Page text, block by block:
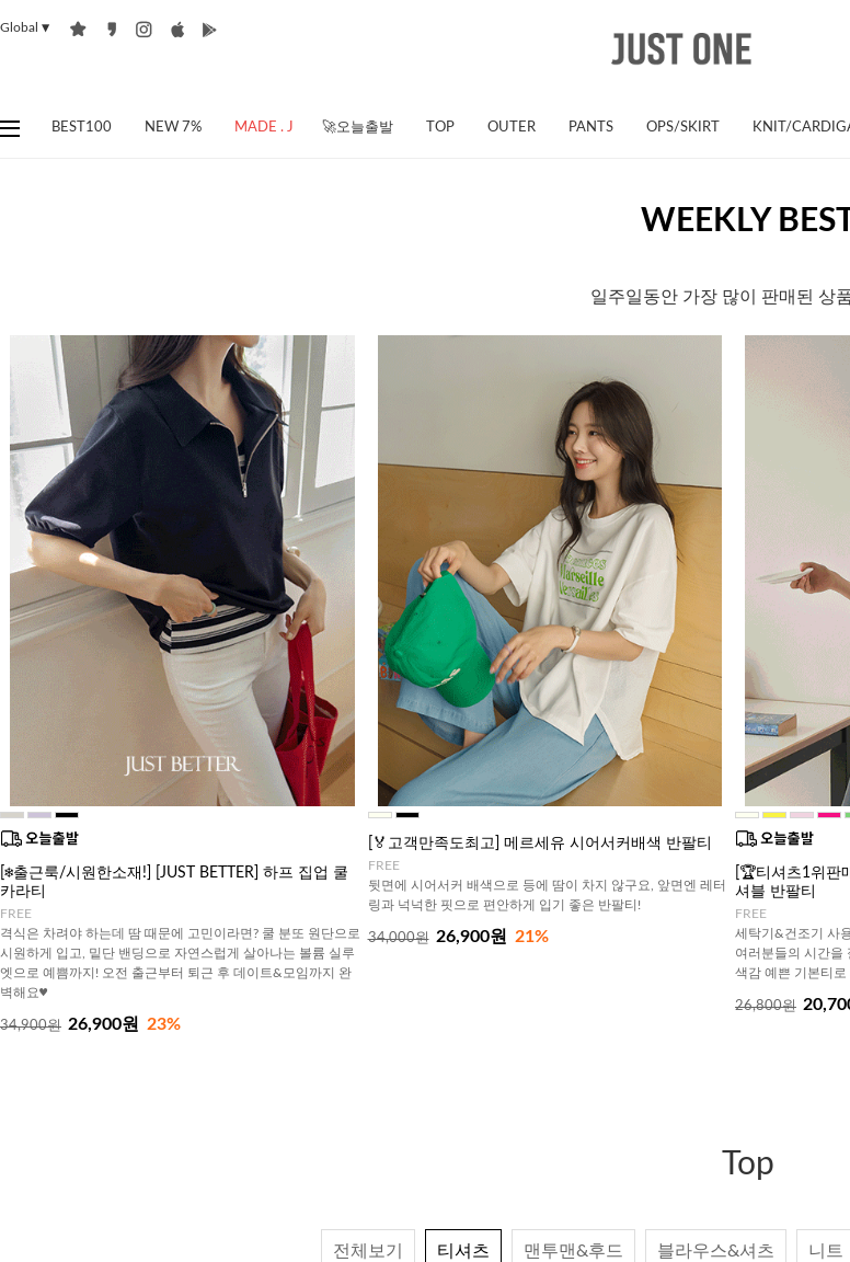
Global ▼
BEST100 NEW 7% MADE . J 🚀오늘출발 TOP OUTER PANTS OPS/SKIRT KNIT/
WEEKLY
일주일동안 가장 많이 판매된 상
[❄️출근룩/시원한소재!] [JUST BETTER] 하프 집업 쿨
카라티
FREE
격식은 차려야 하는데 땀 때문에 고민이라면? 쿨 분또 원단으로
시원하게 입고, 밑단 밴딩으로 자연스럽게 살아나는 볼륨 실루
엣으로 예쁨까지! 오전 출근부터 퇴근 후 데이트&모임까지 완
벽해요♥
34,900원 26,900원 23%
[🏅고객만족도최고] 메르세유 시어서커배색 반팔티
FREE
뒷면에 시어서커 배색으로 등에 땀이 차지 않구요, 앞면엔 레터
링과 넉넉한 핏으로 편안하게 입기 좋은 반팔티!
34,000원 26,900원 21%
[🏆티셔츠1위판
셔블 반팔티
FREE
세탁기&건조기 사
여러분들의 시간을
색감 예쁜 기본티
26,800원
Top
전체보기 티셔츠 맨투맨&후드 블라우스&셔츠 니트